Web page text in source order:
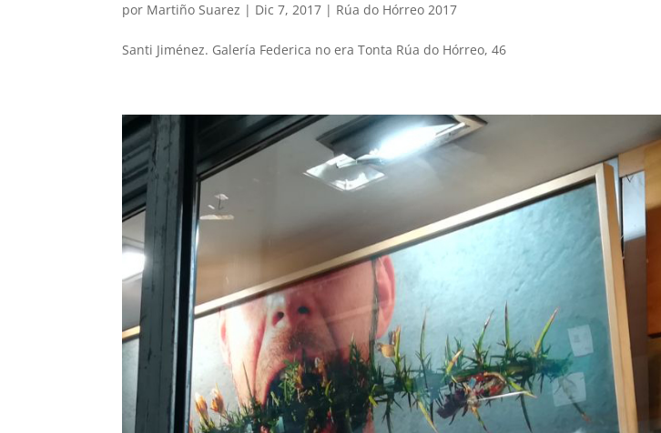
por Martiño Suarez | Dic 7, 2017 | Rúa do Hórreo 2017
Santi Jiménez. Galería Federica no era Tonta Rúa do Hórreo, 46